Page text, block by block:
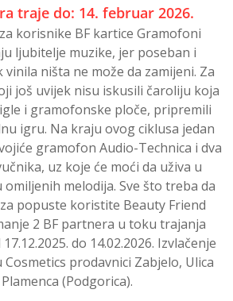
traje do: 14. februar 2026.
korisnike BF kartice Gramofoni
ljubitelje muzike, jer poseban i
vinila ništa ne može da zamijeni. Za
još uvijek nisu iskusili čaroliju koja
i gramofonske ploče, pripremili
igru. Na kraju ovog ciklusa jedan
gramofon Audio-Technica i dva
uz koje će moći da uživa u
melodija. Sve što treba da
popuste koristite Beauty Friend
2 BF partnera u toku trajanja
do 14.02.2026. Izvlačenje
Cosmetics prodavnici Zabjelo, Ulica
(Podgorica).